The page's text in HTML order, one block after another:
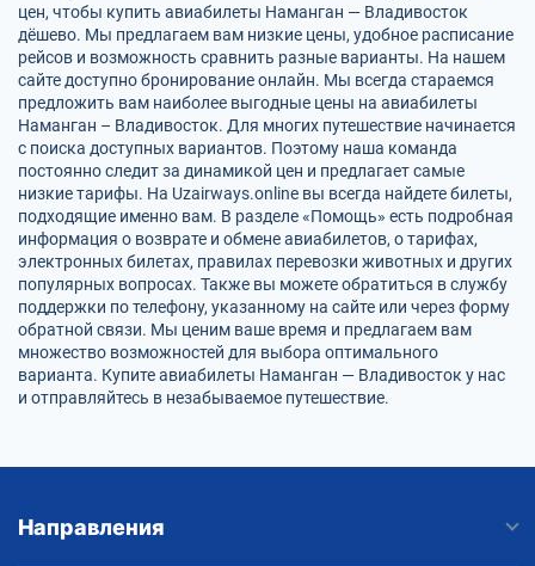
цен, чтобы купить авиабилеты Наманган — Владивосток
дёшево. Мы предлагаем вам низкие цены, удобное расписание
рейсов и возможность сравнить разные варианты. На нашем
сайте доступно бронирование онлайн. Мы всегда стараемся
предложить вам наиболее выгодные цены на авиабилеты
Наманган – Владивосток. Для многих путешествие начинается
с поиска доступных вариантов. Поэтому наша команда
постоянно следит за динамикой цен и предлагает самые
низкие тарифы. На Uzairways.online вы всегда найдете билеты,
подходящие именно вам. В разделе «Помощь» есть подробная
информация о возврате и обмене авиабилетов, о тарифах,
электронных билетах, правилах перевозки животных и других
популярных вопросах. Также вы можете обратиться в службу
поддержки по телефону, указанному на сайте или через форму
обратной связи. Мы ценим ваше время и предлагаем вам
множество возможностей для выбора оптимального
варианта. Купите авиабилеты Наманган — Владивосток у нас
и отправляйтесь в незабываемое путешествие.
Направления